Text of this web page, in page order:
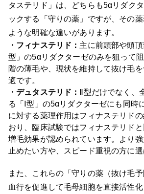
タステリド」は、どちらも5αリダク
ックする「守りの薬」ですが、その
ような明確な違いがあります。
・フィナステリド： 主に前頭部や頭頂
型」の5αリダクターゼのみを狙って
階の薄毛や、現状を維持して抜け毛
適です。
・デュタステリド：
Ⅱ型だけでなく、
る「Ⅰ型」の5αリダクターゼにも同時
に対する薬理作用はフィナステリド
おり、臨床試験ではフィナステリド
増毛効果が認められています。より
止めたい方や、スピード重視の方に選
また、これらの「守りの薬（抜け毛
血行を促進して毛母細胞を直接活性